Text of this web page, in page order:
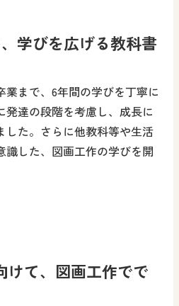
学びを広げる教科書
まで、6年間の学びを丁寧に
発達の段階を考慮し、成長に
した。さらに他教科等や生活
識した、図画工作の学びを開
けて、図画工作でで